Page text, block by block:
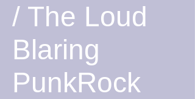
/ The Loud
Blaring
PunkRock